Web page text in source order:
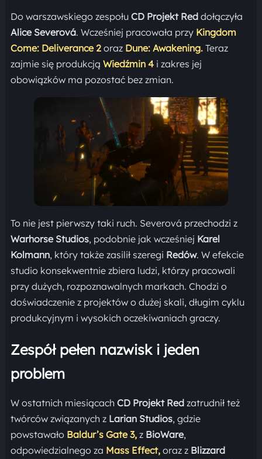
Do warszawskiego zespołu CD Projekt Reddołączyła
Alice Severová. Wcześniej pracowała przy Kingdom
Come: Deliverance 2oraz Dune: Awakening.Teraz
zajmie się produkcją Wiedźmin 4i zakres jej
obowiązków ma pozostać bez zmian.
To nie jest pierwszy taki ruch. Severová przechodzi z
Warhorse Studios, podobnie jak wcześniej Karel
Kolmann, który także zasilił szeregi Redów. W efekcie
studio konsekwentnie zbiera ludzi, którzy pracowali
przy dużych, rozpoznawalnych markach. Chodzi o
doświadczenie z projektów o dużej skali, długim cyklu
produkcyjnym i wysokich oczekiwaniach graczy.
Zespół pełen nazwisk i jeden
problem
W ostatnich miesiącach CD Projekt Redzatrudnił też
twórców związanych z Larian Studios, gdzie
powstawało Baldur’s Gate 3,z BioWare,
odpowiedzialnego za Mass Effect,oraz z Blizzard